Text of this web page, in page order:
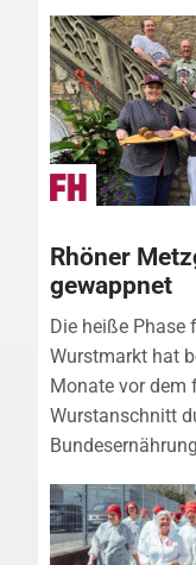
Rhöner
gewappnet
Die heiße Phase
Wurstmarkt hat
Monate vor dem
Wurstanschnitt